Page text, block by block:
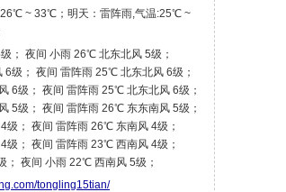
~ 33℃；明天：雷阵雨,气温:25℃ ~
； 夜间 小雨 26℃ 北东北风 5级；
级； 夜间 雷阵雨 25℃ 北东北风 6级；
6级； 夜间 雷阵雨 25℃ 北东北风 6级；
5级； 夜间 雷阵雨 26℃ 东东南风 5级；
； 夜间 雷阵雨 26℃ 东南风 4级；
； 夜间 雷阵雨 23℃ 西南风 4级；
夜间 小雨 22℃ 西南风 5级；
tongling15tian/